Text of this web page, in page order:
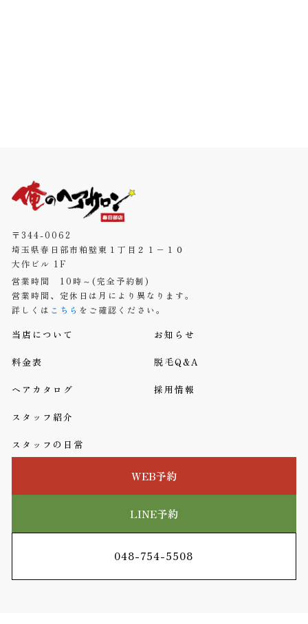
〒344-0062
埼玉県春日部市粕壁東１丁目２１−１０
大作ビル 1F
営業時間 10時～(完全予約制)
営業時間、定休日は月により異なります。
詳しくは こちら をご確認ください。
当店について
料金表
ヘアカタログ
スタッフ紹介
スタッフの日常
お知らせ
脱毛Q&A
採用情報
WEB予約
LINE予約
048-754-5508